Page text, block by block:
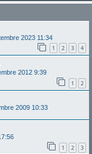
2023 11:34
1 2 3 4
2012 9:39
1 2
2009 10:33
1 2 3